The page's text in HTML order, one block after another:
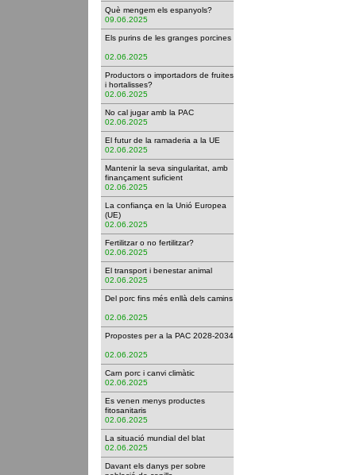
Què mengem els espanyols?
09.06.2025
Els purins de les granges porcines
02.06.2025
Productors o importadors de fruites
i hortalisses?
02.06.2025
No cal jugar amb la PAC
02.06.2025
El futur de la ramaderia a la UE
02.06.2025
Mantenir la seva singularitat, amb
finançament suficient
02.06.2025
La confiança en la Unió Europea
(UE)
02.06.2025
Fertilitzar o no fertilitzar?
02.06.2025
El transport i benestar animal
02.06.2025
Del porc fins més enllà dels camins
02.06.2025
Propostes per a la PAC 2028-2034
02.06.2025
Carn porc i canvi climàtic
02.06.2025
Es venen menys productes
fitosanitaris
02.06.2025
La situació mundial del blat
02.06.2025
Davant els danys per sobre